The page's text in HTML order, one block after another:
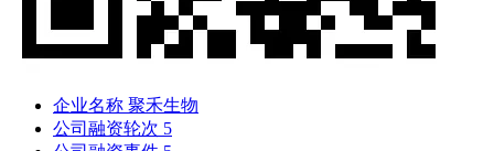
企业名称 聚禾生物
公司融资轮次 5